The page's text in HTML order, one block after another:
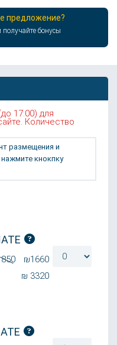
предложение?
бонусы
17:00) для
Количество
размещения и
кнокпку
₪1660
₪ 3320